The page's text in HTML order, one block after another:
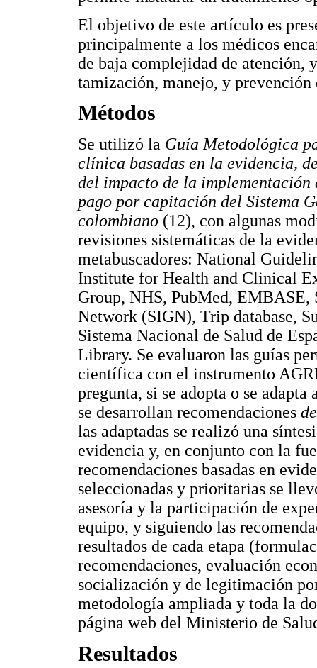
El objetivo de este artículo es
principalmente a los médicos
de baja complejidad de atención,
tamización, manejo, y prevención
Métodos
Se utilizó la Guía Metodológica
clínica basadas en la evidencia,
del impacto de la implementación
pago por capitación del Sistema
colombiano (12), con algunas
revisiones sistemáticas de la
metabuscadores: National
Institute for Health and Clinical
Group, NHS, PubMed,
Network (SIGN), Trip database,
Sistema Nacional de Salud de
Library. Se evaluaron las guías
científica con el instrumento
pregunta, si se adopta o se
se desarrollan recomendaciones
las adaptadas se realizó una
evidencia y, en conjunto con la
recomendaciones basadas en
seleccionadas y prioritarias se
asesoría y la participación de
equipo, y siguiendo las
resultados de cada etapa
recomendaciones, evaluación
socialización y de legitimación
metodología ampliada y toda la
página web del Ministerio de
Resultados